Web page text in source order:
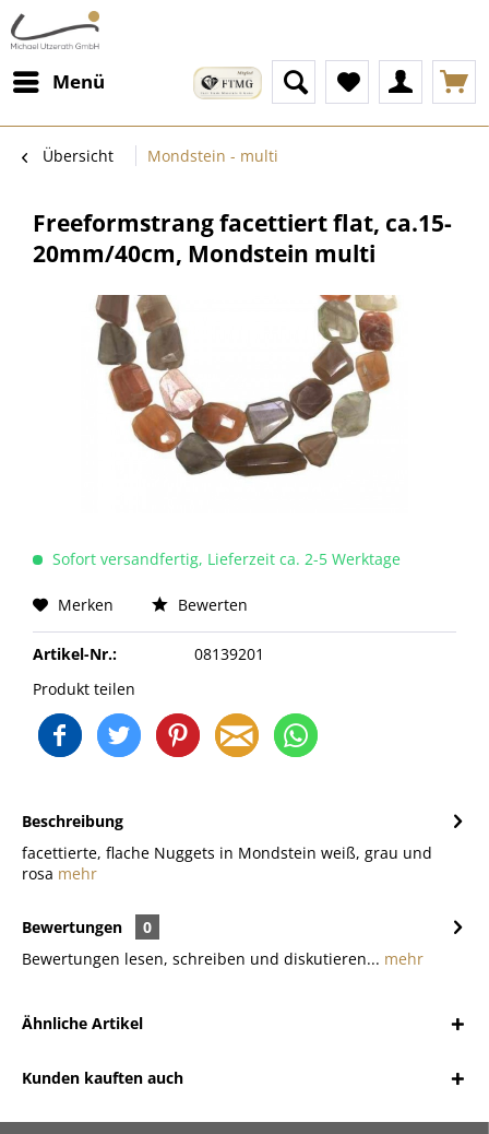
Menü
Übersicht Mondstein - multi
Freeformstrang facettiert flat, ca.15-
20mm/40cm, Mondstein multi
Sofort versandfertig, Lieferzeit ca. 2-5 Werktage
Merken Bewerten
Artikel-Nr.:
08139201
Produkt teilen
Beschreibung
facettierte, flache Nuggets in Mondstein weiß, grau und
rosa mehr
Bewertungen
0
Bewertungen lesen, schreiben und diskutieren... mehr
Ähnliche Artikel
Kunden kauften auch